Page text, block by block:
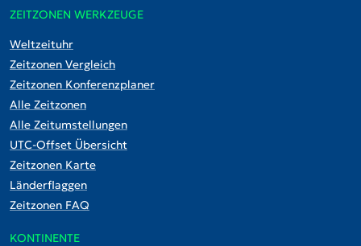
ZEITZONEN WERKZEUGE
Weltzeituhr
Zeitzonen Vergleich
Zeitzonen Konferenzplaner
Alle Zeitzonen
Alle Zeitumstellungen
UTC-Offset Übersicht
Zeitzonen Karte
Länderflaggen
Zeitzonen FAQ
KONTINENTE